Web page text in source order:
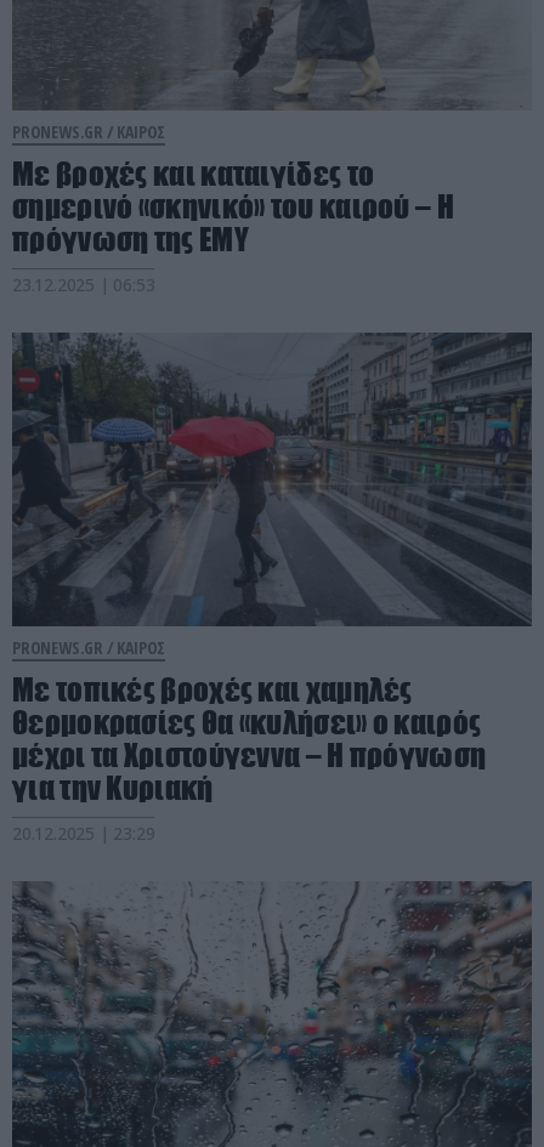
PRONEWS.GR / ΚΑΙΡΟΣ
Με βροχές και καταιγίδες το
σημερινό «σκηνικό» του καιρού – Η
πρόγνωση της ΕΜΥ
23.12.2025 | 06:53
PRONEWS.GR / ΚΑΙΡΟΣ
Με τοπικές βροχές και χαμηλές
θερμοκρασίες θα «κυλήσει» ο καιρός
μέχρι τα Χριστούγεννα – Η πρόγνωση
για την Κυριακή
20.12.2025 | 23:29